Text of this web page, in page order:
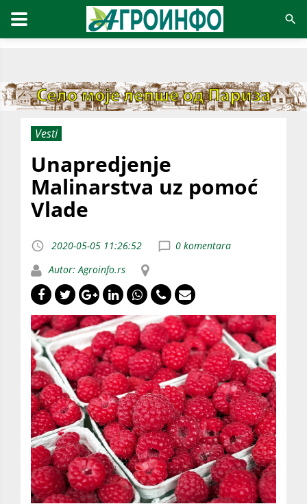
Vesti
Unapredjenje
Malinarstva uz pomoć
Vlade
2020-05-05 11:26:52
0 komentara
Autor: Agroinfo.rs